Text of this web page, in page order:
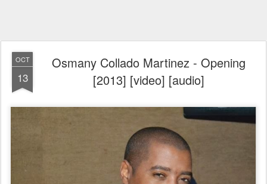
OCT
13
Osmany Collado Martinez - Opening
[2013] [video] [audio]